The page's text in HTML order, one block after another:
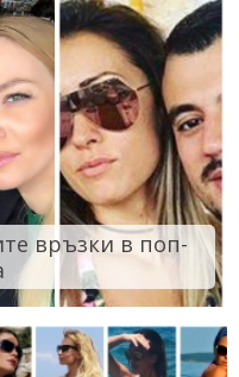
връзки в поп-